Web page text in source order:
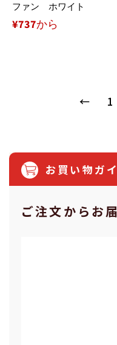
ファン ホワイト
¥737から
← 1
お買い物ガ
ご注⽂からお